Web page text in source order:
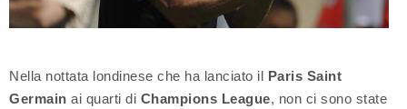
Nella nottata londinese che ha lanciato il Paris Saint
Germain ai quarti di Champions League, non ci sono state